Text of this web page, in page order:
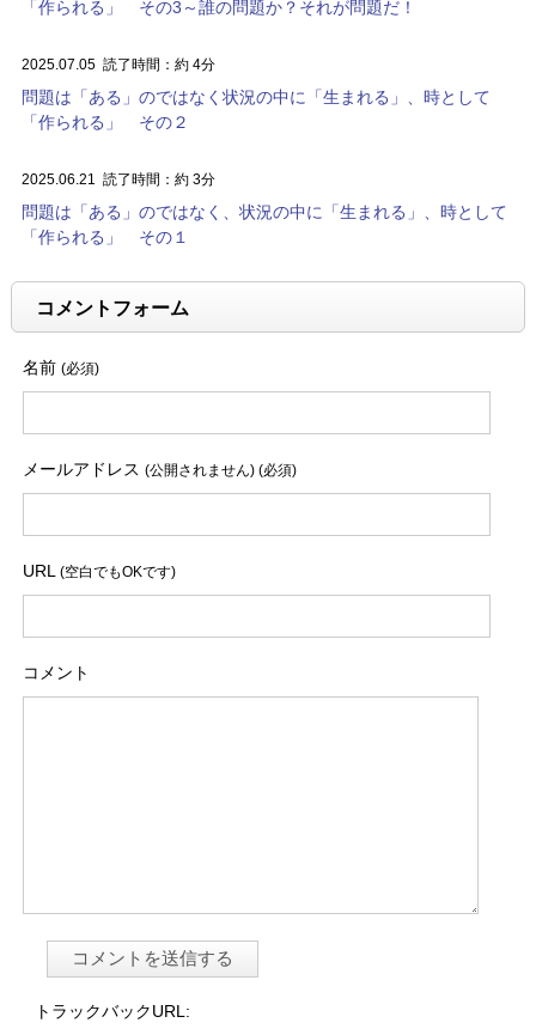
「作られる」 その3～誰の問題か？それが問題だ！
2025.07.05 読了時間：約 4分
問題は「ある」のではなく状況の中に「生まれる」、時として
「作られる」 その２
2025.06.21 読了時間：約 3分
問題は「ある」のではなく、状況の中に「生まれる」、時として
「作られる」 その１
コメントフォーム
名前 (必須)
メールアドレス (公開されません) (必須)
URL (空白でもOKです)
コメント
トラックバックURL: